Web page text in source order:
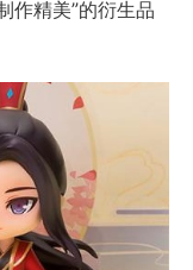
作精美”的衍生品